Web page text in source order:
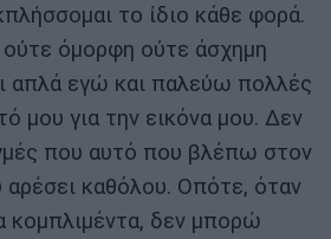
το ίδιο κάθε φορά.
ούτε όμορφη ούτε άσχημη
απλά εγώ και παλεύω πολλές
μου για την εικόνα μου. Δεν
που αυτό που βλέπω στον
καθόλου. Οπότε, όταν
κομπλιμέντα, δεν μπορώ